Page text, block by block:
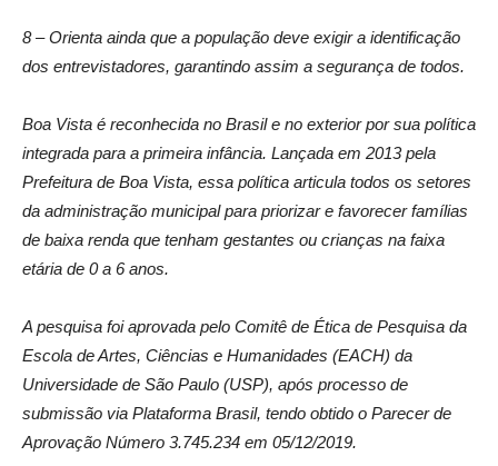
8 – Orienta ainda que a população deve exigir a identificação
dos entrevistadores, garantindo assim a segurança de todos.
Boa Vista é reconhecida no Brasil e no exterior por sua política
integrada para a primeira infância. Lançada em 2013 pela
Prefeitura de Boa Vista, essa política articula todos os setores
da administração municipal para priorizar e favorecer famílias
de baixa renda que tenham gestantes ou crianças na faixa
etária de 0 a 6 anos.
A pesquisa foi aprovada pelo Comitê de Ética de Pesquisa da
Escola de Artes, Ciências e Humanidades (EACH) da
Universidade de São Paulo (USP), após processo de
submissão via Plataforma Brasil, tendo obtido o Parecer de
Aprovação Número 3.745.234 em 05/12/2019.